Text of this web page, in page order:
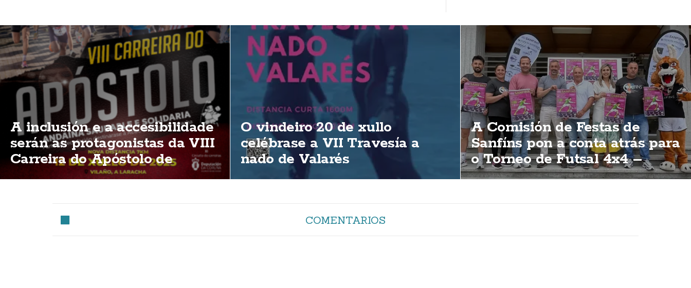
A inclusión e a accesibilidade
serán as protagonistas da VIII
Carreira do Apóstolo de
Vilaño
O vindeiro 20 de xullo
celébrase a VII Travesía a
nado de Valarés
A Comisión de Festas de
Sanfíns pon a conta atrás para
o Torneo de Futsal 4x4 –
Memorial Juan Insua
COMENTARIOS